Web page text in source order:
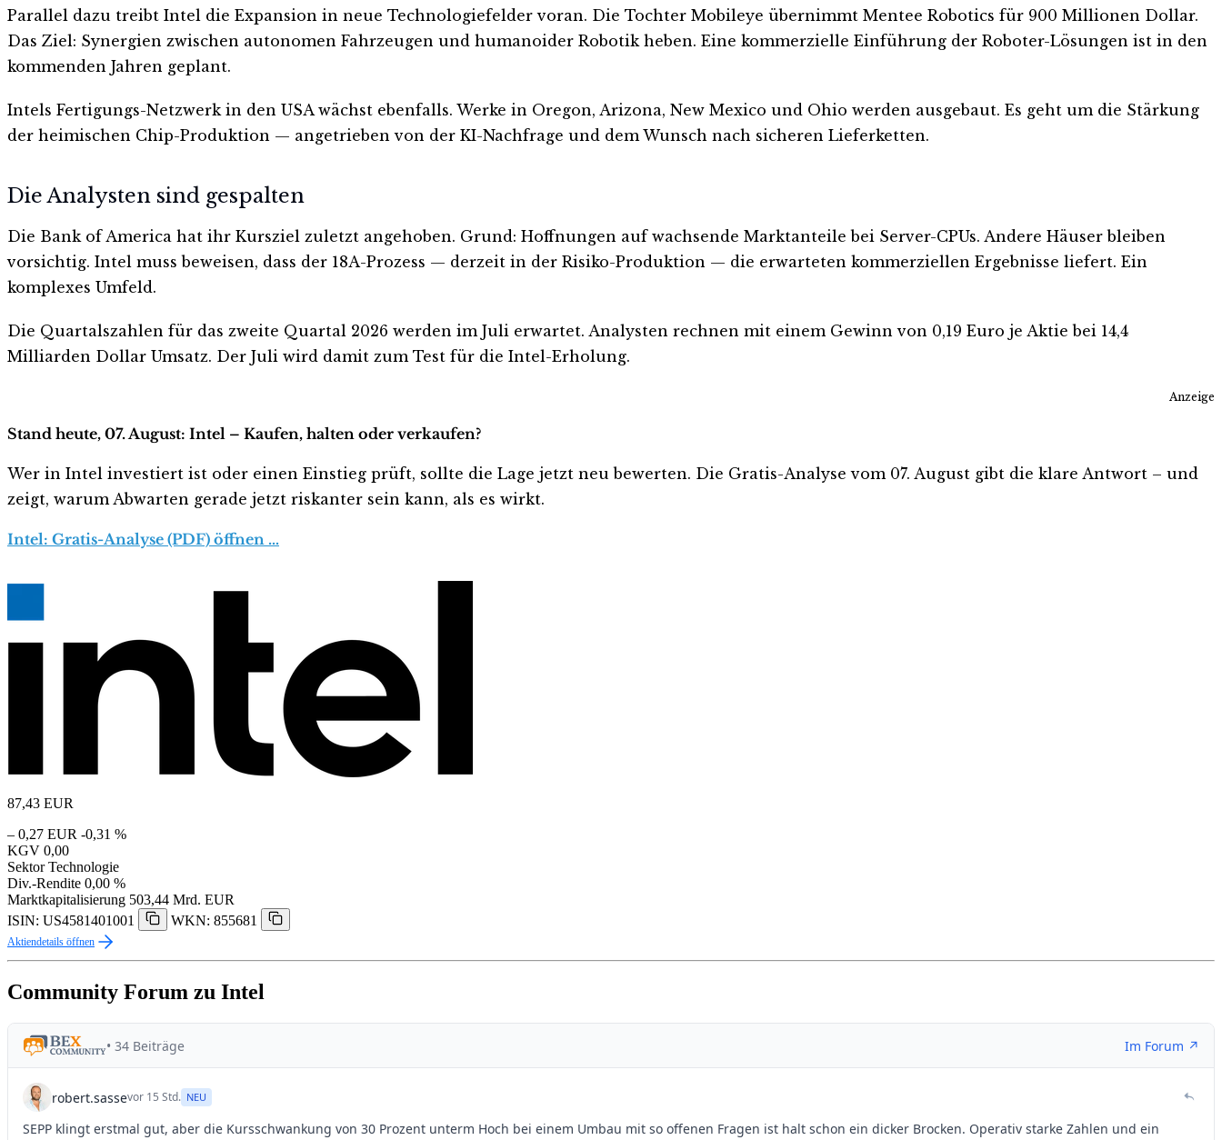
Parallel dazu treibt Intel die Expansion in neue Technologiefelder voran. Die Tochter Mobileye übernimmt Mentee Robotics für 900 Millionen Dollar.
Das Ziel: Synergien zwischen autonomen Fahrzeugen und humanoider Robotik heben. Eine kommerzielle Einführung der Roboter-Lösungen ist in den
kommenden Jahren geplant.
Intels Fertigungs-Netzwerk in den USA wächst ebenfalls. Werke in Oregon, Arizona, New Mexico und Ohio werden ausgebaut. Es geht um die Stärkung
der heimischen Chip-Produktion — angetrieben von der KI-Nachfrage und dem Wunsch nach sicheren Lieferketten.
Die Analysten sind gespalten
Die Bank of America hat ihr Kursziel zuletzt angehoben. Grund: Hoffnungen auf wachsende Marktanteile bei Server-CPUs. Andere Häuser bleiben
vorsichtig. Intel muss beweisen, dass der 18A-Prozess — derzeit in der Risiko-Produktion — die erwarteten kommerziellen Ergebnisse liefert. Ein
komplexes Umfeld.
Die Quartalszahlen für das zweite Quartal 2026 werden im Juli erwartet. Analysten rechnen mit einem Gewinn von 0,19 Euro je Aktie bei 14,4
Milliarden Dollar Umsatz. Der Juli wird damit zum Test für die Intel-Erholung.
Anzeige
Stand heute, 07. August: Intel – Kaufen, halten oder verkaufen?
Wer in Intel investiert ist oder einen Einstieg prüft, sollte die Lage jetzt neu bewerten. Die Gratis-Analyse vom 07. August gibt die klare Antwort – und
zeigt, warum Abwarten gerade jetzt riskanter sein kann, als es wirkt.
Intel: Gratis-Analyse (PDF) öffnen …
87,43 EUR
– 0,27 EUR -0,31 %
KGV 0,00
Sektor Technologie
Div.-Rendite 0,00 %
Marktkapitalisierung 503,44 Mrd. EUR
ISIN: US4581401001
WKN: 855681
Aktiendetails öffnen
Community Forum zu Intel